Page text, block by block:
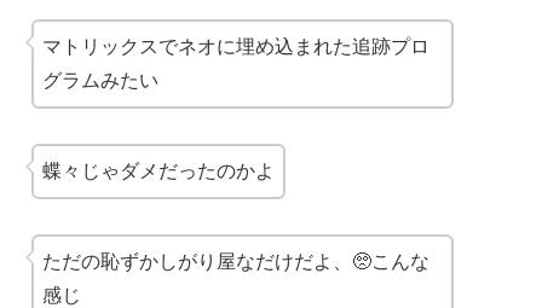
マトリックスでネオに埋め込まれた追跡プロ
グラムみたい
蝶々じゃダメだったのかよ
ただの恥ずかしがり屋なだけだよ、🥺こんな
感じ